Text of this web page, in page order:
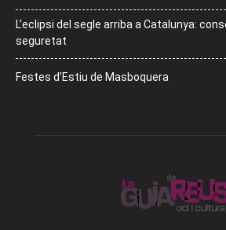
L’eclipsi del segle arriba a Catalunya:
seguretat
Festes d’Estiu de Masboquera